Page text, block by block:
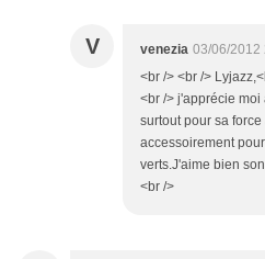
V venezia 03/06/2012
<br /> <br />
<br /> j'apprécie
surtout pour sa
accessoirement
verts.J'aime bien
<br />